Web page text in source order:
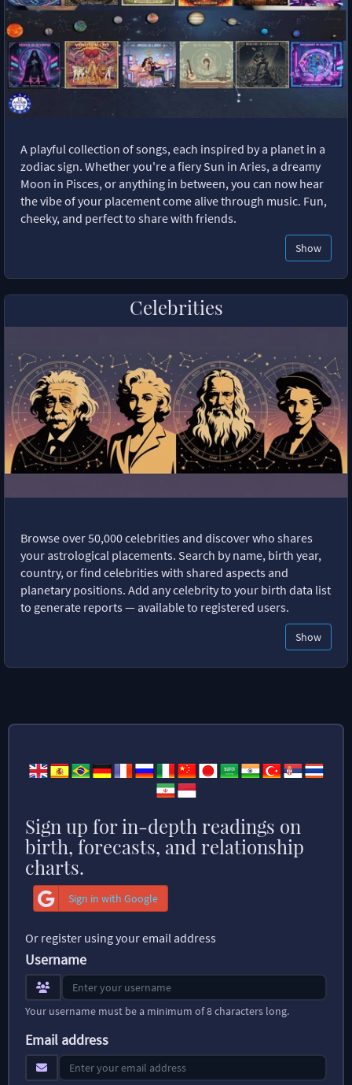
A playful collection of songs, each inspired by a planet in a
zodiac sign. Whether you're a fiery Sun in Aries, a dreamy
Moon in Pisces, or anything in between, you can now hear
the vibe of your placement come alive through music. Fun,
cheeky, and perfect to share with friends.
Show
Celebrities
Browse over 50,000 celebrities and discover who shares
your astrological placements. Search by name, birth year,
country, or find celebrities with shared aspects and
planetary positions. Add any celebrity to your birth data list
to generate reports — available to registered users.
Show
Sign up for in-depth readings on
birth, forecasts, and relationship
charts.
Sign in with Google
Or register using your email address
Username
Your username must be a minimum of 8 characters long.
Email address